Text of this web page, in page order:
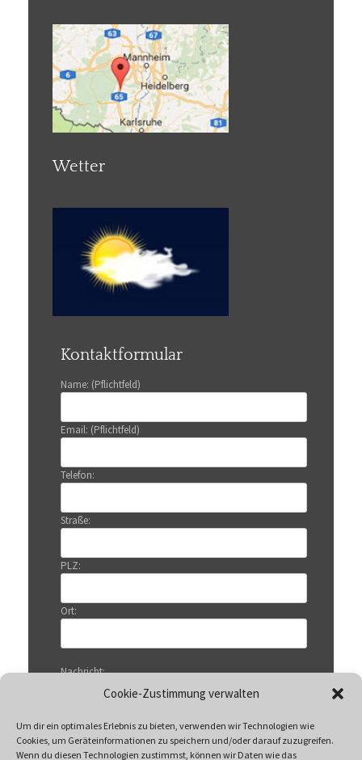
Cookie-Zustimmung verwalten
Um dir ein optimales Erlebnis zu bieten, verwenden wir Technologien wie
Cookies, um Geräteinformationen zu speichern und/oder darauf zuzugreifen.
Wenn du diesen Technologien zustimmst, können wir Daten wie das
Wetter
Kontaktformular
Name: (Pflichtfeld)
Email: (Pflichtfeld)
Telefon:
Straße:
PLZ:
Ort:
Nachricht: